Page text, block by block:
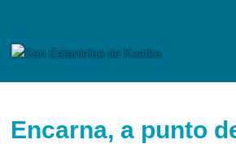
Encarna, a punto